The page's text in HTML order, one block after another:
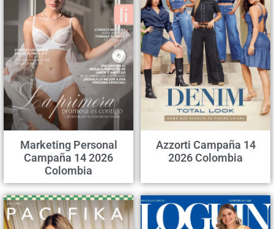
Marketing Personal
Campaña 14 2026
Colombia
Azzorti Campaña 14
2026 Colombia